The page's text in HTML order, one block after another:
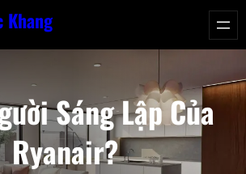
Khang
Sáng Lập Của
Ryanair?